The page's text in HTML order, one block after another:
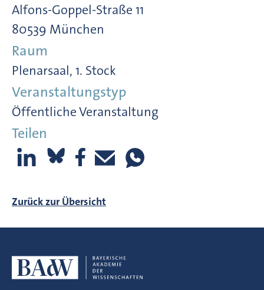
Alfons-Goppel-Straße 11
80539 München
Raum
Plenarsaal, 1. Stock
Veranstaltungstyp
Öffentliche Veranstaltung
Teilen
Zurück zur Übersicht